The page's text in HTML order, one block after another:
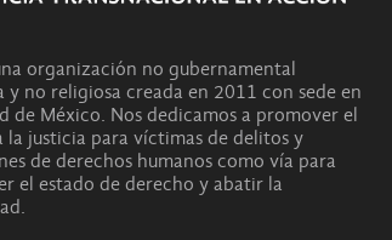
organización no gubernamental
y no religiosa creada en 2011 con sede en
de México. Nos dedicamos a promover el
la justicia para víctimas de delitos y
de derechos humanos como vía para
el estado de derecho y abatir la